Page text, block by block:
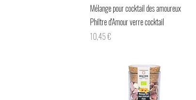
Aperçu rapide
Mélange pour cocktail des amoureux
Philtre d'Amour verre cocktail
Prix
10,45 €